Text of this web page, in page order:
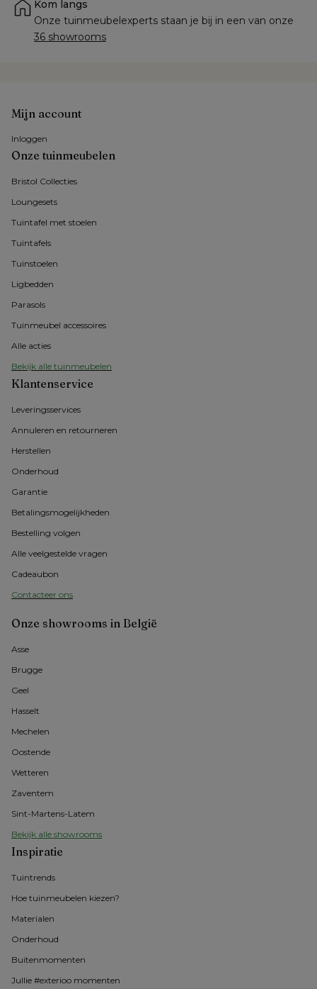
Kom langs
36 showrooms
Onze tuinmeubelen
Bristol Collecties
Loungesets
Tuintafel met stoelen
Tuintafels
Tuinstoelen
Ligbedden
Parasols
Tuinmeubel accessoires
Alle acties
Bekijk alle tuinmeubelen
Klantenservice
Leveringsservices
Annuleren en retourneren
Herstellen
Onderhoud
Garantie
Betalingsmogelijkheden
Bestelling volgen
Alle veelgestelde vragen
Cadeaubon
Contacteer ons
Onze showrooms in België
Asse
Brugge
Geel
Hasselt
Mechelen
Oostende
Wetteren
Zaventem
Sint-Martens-Latem
Bekijk alle showrooms
Inspiratie
Tuintrends
Hoe tuinmeubelen kiezen?
Materialen
Onderhoud
Buitenmomenten
Jullie #exterioo momenten
Mijn account
Inloggen